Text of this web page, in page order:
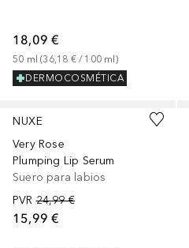
18,09 €
50 ml (36,18 € / 100 ml )
DERMOCOSMÉTICA
NUXE
Very Rose
Plumping Lip Serum
Suero para labios
PVR 24,99 €
15,99 €